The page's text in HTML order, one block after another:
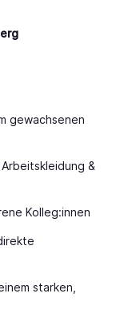
gewachsenen
&
Kolleg:innen
starken,